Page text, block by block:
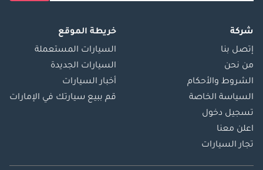
شركة
إتصل بنا
من نحن
الشروط والأحكام
السياسة الخاصة
تسجيل دخول
اعلن معنا
تجار السيارات
خريطة الموقع
السيارات المستعملة
السيارات الجديدة
أخبار السيارات
قم ببيع سيارتك في الإمارات